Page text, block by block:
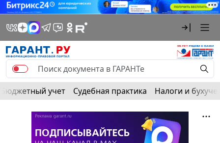
Бюджетный учет Судебная практика Налоги и